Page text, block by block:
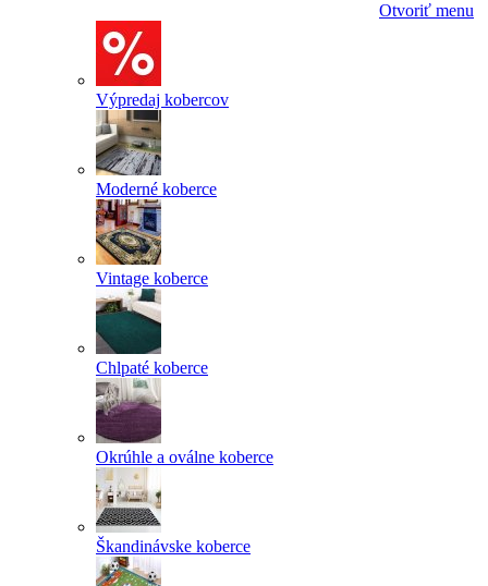
Otvoriť menu
Výpredaj kobercov
Moderné koberce
Vintage koberce
Chlpaté koberce
Okrúhle a oválne koberce
Škandinávske koberce